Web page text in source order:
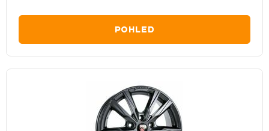
POHLED